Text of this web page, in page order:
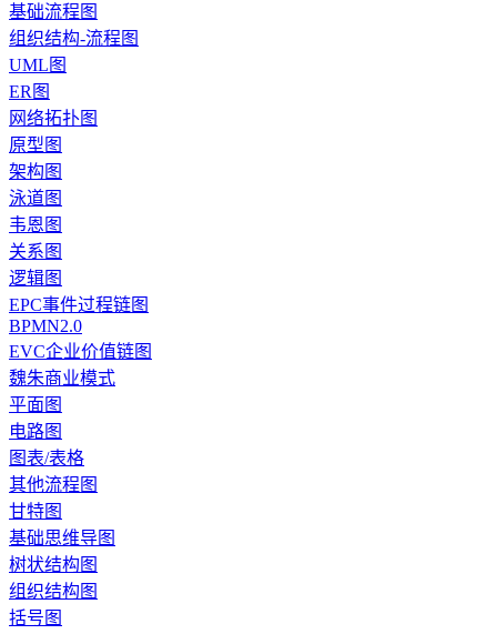
基础流程图
组织结构-流程图
UML图
ER图
网络拓扑图
原型图
架构图
泳道图
韦恩图
关系图
逻辑图
EPC事件过程链图
BPMN2.0
EVC企业价值链图
魏朱商业模式
平面图
电路图
图表/表格
其他流程图
甘特图
基础思维导图
树状结构图
组织结构图
括号图